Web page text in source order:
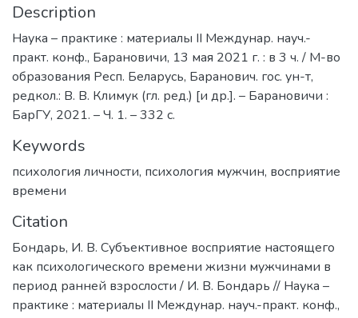
Description
Наука – практике : материалы II Междунар. науч.-
практ. конф., Барановичи, 13 мая 2021 г. : в 3 ч. / М-во
образования Респ. Беларусь, Баранович. гос. ун-т,
редкол.: В. В. Климук (гл. ред.) [и др.]. – Барановичи :
БарГУ, 2021. – Ч. 1. – 332 с.
Keywords
психология личности, психология мужчин, восприятие
времени
Citation
Бондарь, И. В. Субъективное восприятие настоящего
как психологического времени жизни мужчинами в
период ранней взрослости / И. В. Бондарь // Наука –
практике : материалы II Междунар. науч.-практ. конф.,